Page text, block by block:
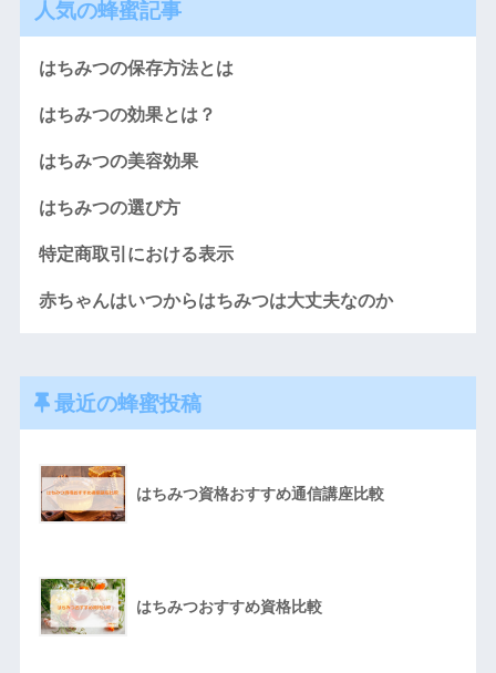
人気の蜂蜜記事
はちみつの保存方法とは
はちみつの効果とは？
はちみつの美容効果
はちみつの選び方
特定商取引における表示
赤ちゃんはいつからはちみつは大丈夫なのか
最近の蜂蜜投稿
はちみつ資格おすすめ通信講座比較
はちみつおすすめ資格比較